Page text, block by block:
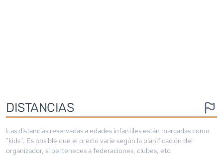
DISTANCIAS
Las distancias reservadas a edades infantiles están marcadas como
"kids". Es posible que el precio varíe según la planificación del
organizador, si perteneces a federaciones, clubes, etc.